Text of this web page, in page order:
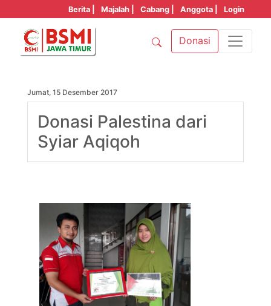
Berita | Majalah | Cabang | Anggota | Login
Donasi
Jumat, 15 Desember 2017
Donasi Palestina dari
Syiar Aqiqoh